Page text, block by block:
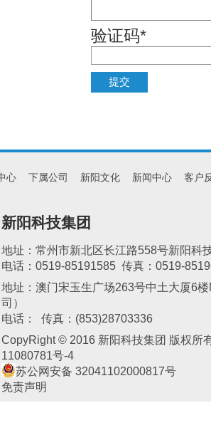
验证码*
心 下属公司 新阳文化 新闻中心 客户
新阳科技集团
地址：常州市新北区长江路558号新阳科
电话：0519-85191585 传真：0519-
地址：澳门宋玉生广场263号中土大厦6
司）
电话： 传真：(853)28703336
CopyRight © 2016 新阳科技集团 版权所
11080781号-4
苏公网安备 32041102000817号
免责声明
中心